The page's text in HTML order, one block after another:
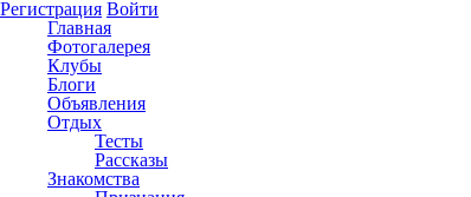
Регистрация Войти
Главная
Фотогалерея
Клубы
Блоги
Объявления
Отдых
Тесты
Рассказы
Знакомства